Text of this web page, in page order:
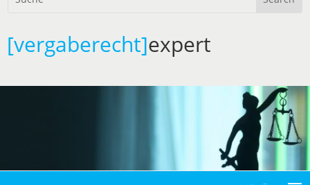
[vergaberecht]expert